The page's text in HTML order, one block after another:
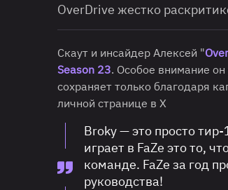
OverDrive жестко
Скаут и инсайдер Алексей "
Season 23. Особое внимание
сохраняет только благодаря
личной странице в X
Broky — это просто
играет в FaZe это то,
команде. FaZe за год
руководства!